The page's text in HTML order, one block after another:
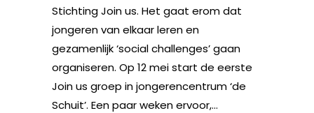
Stichting Join us. Het gaat erom dat
jongeren van elkaar leren en
gezamenlijk ‘social challenges’ gaan
organiseren. Op 12 mei start de eerste
Join us groep in jongerencentrum ‘de
Schuit’. Een paar weken ervoor,...